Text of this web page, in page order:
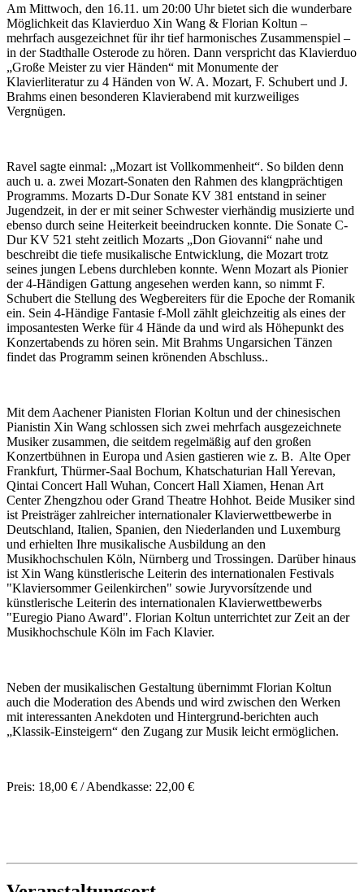
Am Mittwoch, den 16.11. um 20:00 Uhr bietet sich die wunderbare
Möglichkeit das Klavierduo Xin Wang & Florian Koltun –
mehrfach ausgezeichnet für ihr tief harmonisches Zusammenspiel –
in der Stadthalle Osterode zu hören. Dann verspricht das Klavierduo
„Große Meister zu vier Händen“ mit Monumente der
Klavierliteratur zu 4 Händen von W. A. Mozart, F. Schubert und J.
Brahms einen besonderen Klavierabend mit kurzweiliges
Vergnügen.
Ravel sagte einmal: „Mozart ist Vollkommenheit“. So bilden denn
auch u. a. zwei Mozart-Sonaten den Rahmen des klangprächtigen
Programms. Mozarts D-Dur Sonate KV 381 entstand in seiner
Jugendzeit, in der er mit seiner Schwester vierhändig musizierte und
ebenso durch seine Heiterkeit beeindrucken konnte. Die Sonate C-
Dur KV 521 steht zeitlich Mozarts „Don Giovanni“ nahe und
beschreibt die tiefe musikalische Entwicklung, die Mozart trotz
seines jungen Lebens durchleben konnte. Wenn Mozart als Pionier
der 4-Händigen Gattung angesehen werden kann, so nimmt F.
Schubert die Stellung des Wegbereiters für die Epoche der Romanik
ein. Sein 4-Händige Fantasie f-Moll zählt gleichzeitig als eines der
imposantesten Werke für 4 Hände da und wird als Höhepunkt des
Konzertabends zu hören sein. Mit Brahms Ungarsichen Tänzen
findet das Programm seinen krönenden Abschluss..
Mit dem Aachener Pianisten Florian Koltun und der chinesischen
Pianistin Xin Wang schlossen sich zwei mehrfach ausgezeichnete
Musiker zusammen, die seitdem regelmäßig auf den großen
Konzertbühnen in Europa und Asien gastieren wie z. B. Alte Oper
Frankfurt, Thürmer-Saal Bochum, Khatschaturian Hall Yerevan,
Qintai Concert Hall Wuhan, Concert Hall Xiamen, Henan Art
Center Zhengzhou oder Grand Theatre Hohhot. Beide Musiker sind
ist Preisträger zahlreicher internationaler Klavierwettbewerbe in
Deutschland, Italien, Spanien, den Niederlanden und Luxemburg
und erhielten Ihre musikalische Ausbildung an den
Musikhochschulen Köln, Nürnberg und Trossingen. Darüber hinaus
ist Xin Wang künstlerische Leiterin des internationalen Festivals
"Klaviersommer Geilenkirchen" sowie Juryvorsítzende und
künstlerische Leiterin des internationalen Klavierwettbewerbs
"Euregio Piano Award". Florian Koltun unterrichtet zur Zeit an der
Musikhochschule Köln im Fach Klavier.
Neben der musikalischen Gestaltung übernimmt Florian Koltun
auch die Moderation des Abends und wird zwischen den Werken
mit interessanten Anekdoten und Hintergrund-berichten auch
„Klassik-Einsteigern“ den Zugang zur Musik leicht ermöglichen.
Preis: 18,00 € / Abendkasse: 22,00 €